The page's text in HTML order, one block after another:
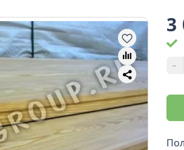
3
-